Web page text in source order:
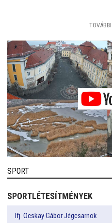
SPORT
SPORTLÉTESÍTMÉNYEK
Ifj. Ocskay Gábor Jégcsarnok